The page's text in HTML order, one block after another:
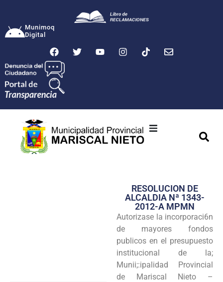
Munimoq
Digital
Transparencia
Seguridad
Programas
Intranet
RESOLUCION DE
ALCALDIA Nª 1343-
2012-A MPMN
Autorizase la incorporaci6n
de mayores fondos
publicos en el presupuesto
institucional de la;
Munii;:ipalidad Provincial
de Mariscal Nieto –